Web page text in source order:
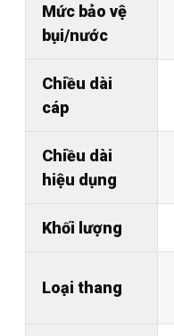
Mức bảo vệ
bụi/nước
Chiều dài
cáp
Chiều dài
hiệu dụng
Khối lượng
Loại thang